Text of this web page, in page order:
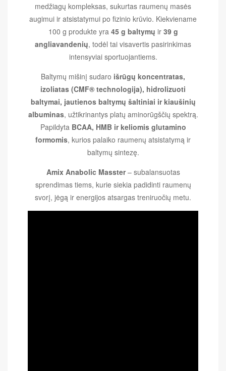
medžiagų kompleksas, sukurtas raumenų masės
augimui ir atsistatymui po fizinio krūvio. Kiekviename
100 g produkte yra 45 g baltymų ir 39 g
angliavandenių, todėl tai visavertis pasirinkimas
intensyviai sportuojantiems.
Baltymų mišinį sudaro išrūgų koncentratas,
izoliatas (CMF® technologija), hidrolizuoti
baltymai, jautienos baltymų šaltiniai ir kiaušinių
albuminas, užtikrinantys platų aminorūgščių spektrą.
Papildyta BCAA, HMB ir keliomis glutamino
formomis, kurios palaiko raumenų atsistatymą ir
baltymų sintezę.
Amix Anabolic Masster– subalansuotas
sprendimas tiems, kurie siekia padidinti raumenų
svorį, jėgą ir energijos atsargas treniruočių metu.